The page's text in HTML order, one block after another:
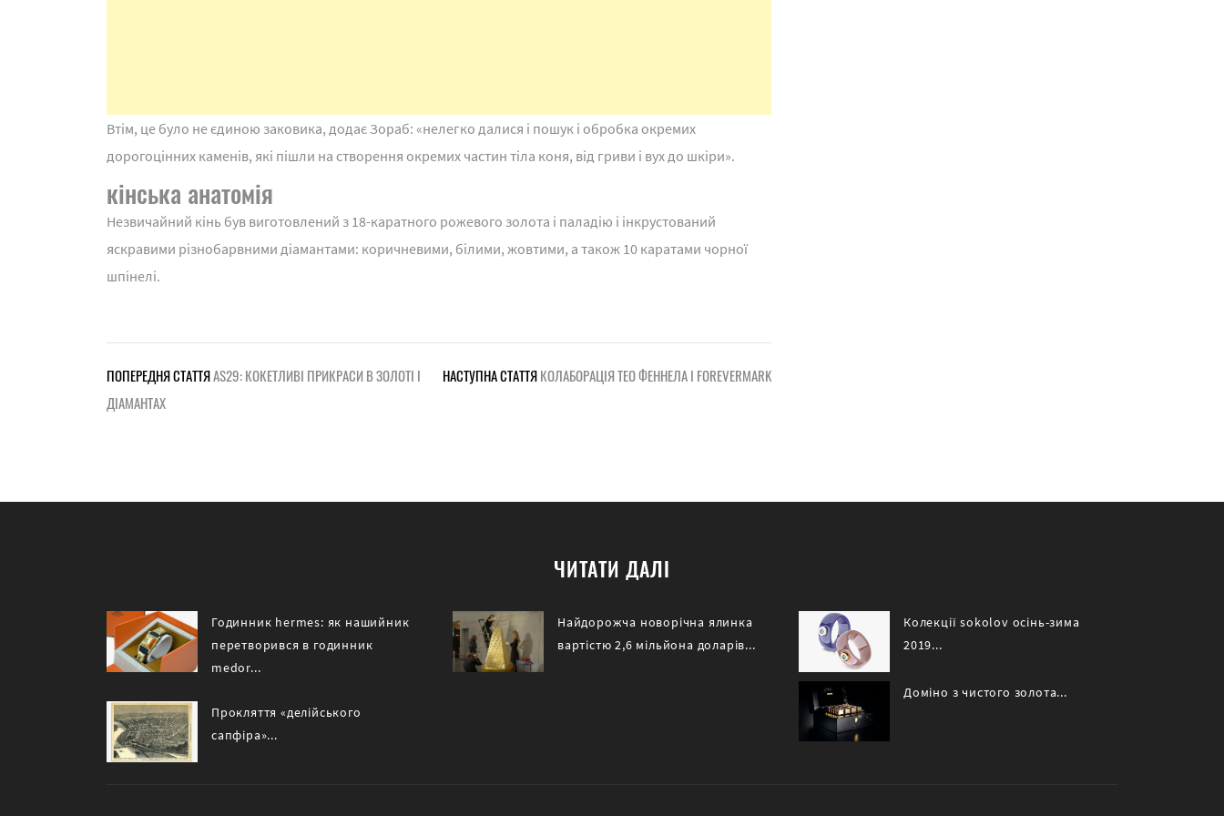
Втім, це було не єдиною заковика, додає Зораб: «нелегко далися і пошук і обробка окремих
дорогоцінних каменів, які пішли на створення окремих частин тіла коня, від гриви і вух до шкіри».
кінська анатомія
Незвичайний кінь був виготовлений з 18-каратного рожевого золота і паладію і інкрустований
яскравими різнобарвними діамантами: коричневими, білими, жовтими, а також 10 каратами чорної
шпінелі.
ПОПЕРЕДНЯ СТАТТЯAS29: КОКЕТЛИВІ ПРИКРАСИ В ЗОЛОТІ І
ДІАМАНТАХ
НАСТУПНА СТАТТЯКОЛАБОРАЦІЯ ТЕО ФЕННЕЛА І FOREVERMARK
ЧИТАТИ ДАЛІ
Годинник hermes: як нашийник
перетворився в годинник
medor...
Прокляття «делійського
сапфіра»...
Найдорожча новорічна ялинка
вартістю 2,6 мільйона доларів...
Колекції sokolov осінь-зима
2019...
Доміно з чистого золота...